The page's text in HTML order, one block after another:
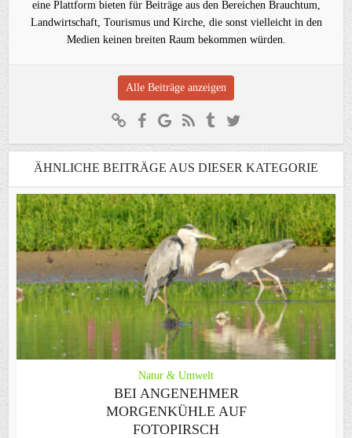
eine Plattform bieten für Beiträge aus den Bereichen Brauchtum,
Landwirtschaft, Tourismus und Kirche, die sonst vielleicht in den
Medien keinen breiten Raum bekommen würden.
Alle Beiträge anzeigen
ÄHNLICHE BEITRÄGE AUS DIESER KATEGORIE
Natur & Umwelt
BEI ANGENEHMER
MORGENKÜHLE AUF
FOTOPIRSCH